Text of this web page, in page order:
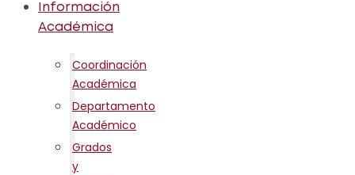
Información
Académica
Coordinación
Académica
Departamento
Académico
Grados
y